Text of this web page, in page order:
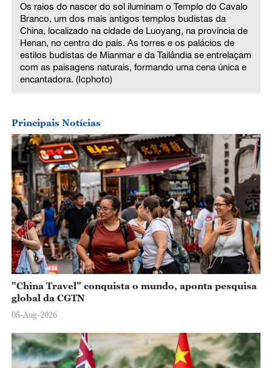
Os raios do nascer do sol iluminam o Templo do Cavalo
Branco, um dos mais antigos templos budistas da
China, localizado na cidade de Luoyang, na província de
Henan, no centro do país. As torres e os palácios de
estilos budistas de Mianmar e da Tailândia se entrelaçam
com as paisagens naturais, formando uma cena única e
encantadora. (Icphoto)
Principais Notícias
"China Travel" conquista o mundo, aponta pesquisa
global da CGTN
05-Aug-2026